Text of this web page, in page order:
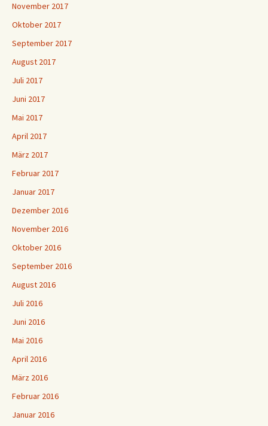
November 2017
Oktober 2017
September 2017
August 2017
Juli 2017
Juni 2017
Mai 2017
April 2017
März 2017
Februar 2017
Januar 2017
Dezember 2016
November 2016
Oktober 2016
September 2016
August 2016
Juli 2016
Juni 2016
Mai 2016
April 2016
März 2016
Februar 2016
Januar 2016